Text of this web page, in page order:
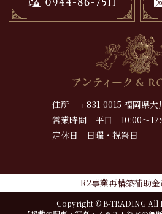
住所 〒831-0015 福岡県大
営業時間 平日 10:00～
定休日 日曜・祝祭日
R2事業再構築補助
Copyright © B-TRADING All